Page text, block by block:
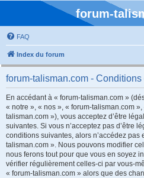
forum-
FAQ
Index du forum
forum-talisman.com - Conditions
En accédant à « forum-talisman.com »
« notre », « nos », « forum-talisman.com
talisman.com »), vous acceptez d’être
suivantes. Si vous n’acceptez pas d’être
conditions suivantes, alors n’accédez pas
talisman.com ». Nous pouvons modifier
nous ferons tout pour que vous en soyez
vérifier régulièrement celles-ci par vous-
« forum-talisman.com » alors que des